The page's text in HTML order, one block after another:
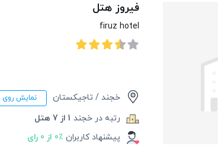
فیروز هتل
firuz hotel
خجند / تاجیکستان نمایش روی
رتبه در خجند 1 از 7 هتل
پیشنهاد کاربران 0٪ از 0 رای